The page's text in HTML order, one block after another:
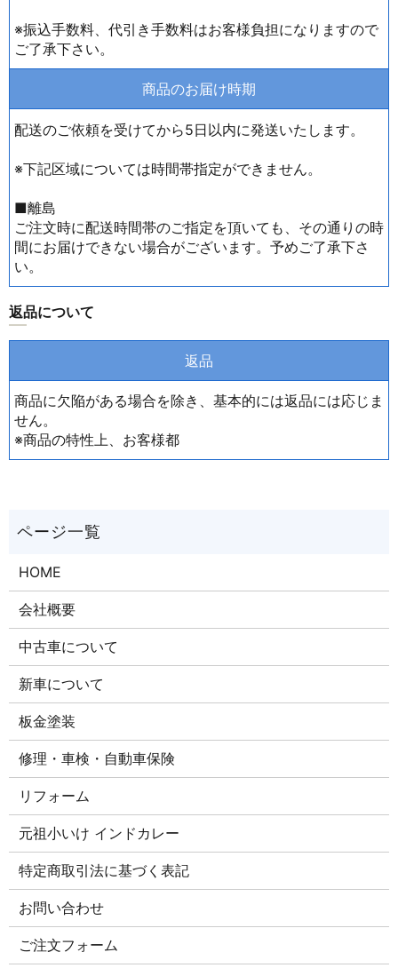
※振込手数料、代引き手数料はお客様負担になりますので
ご了承下さい。
商品のお届け時期
配送のご依頼を受けてから5日以内に発送いたします。
※下記区域については時間帯指定ができません。
■離島
ご注文時に配送時間帯のご指定を頂いても、その通りの時
間にお届けできない場合がございます。予めご了承下さ
い。
返品について
返品
商品に欠陥がある場合を除き、基本的には返品には応じま
せん。
※商品の特性上、お客様都
HOME
会社概要
中古車について
新車について
板金塗装
修理・車検・自動車保険
リフォーム
元祖小いけ インドカレー
特定商取引法に基づく表記
お問い合わせ
ご注文​フォーム